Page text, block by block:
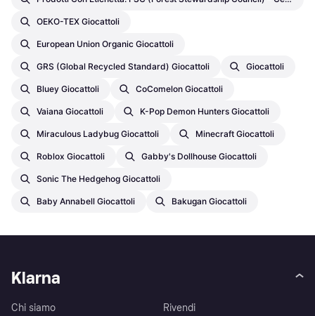
OEKO-TEX Giocattoli
European Union Organic Giocattoli
GRS (Global Recycled Standard) Giocattoli Giocattoli
Bluey Giocattoli CoComelon Giocattoli
Vaiana Giocattoli K-Pop Demon Hunters Giocattoli
Miraculous Ladybug Giocattoli Minecraft Giocattoli
Roblox Giocattoli Gabby's Dollhouse Giocattoli
Sonic The Hedgehog Giocattoli
Baby Annabell Giocattoli Bakugan Giocattoli
Klarna
Chi siamo
Rivendi